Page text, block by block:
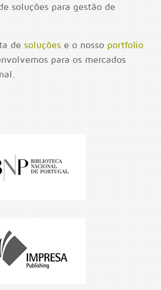
soluções para gestão de
de soluções e o nosso portfolio
para os mercados